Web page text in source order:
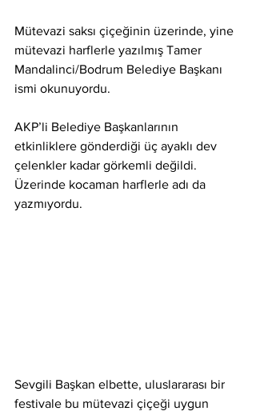
Mütevazi saksı çiçeğinin üzerinde, yine
mütevazi harflerle yazılmış Tamer
Mandalinci/Bodrum Belediye Başkanı
ismi okunuyordu.
AKP’li Belediye Başkanlarının
etkinliklere gönderdiği üç ayaklı dev
çelenkler kadar görkemli değildi.
Üzerinde kocaman harflerle adı da
yazmıyordu.
Sevgili Başkan elbette, uluslararası bir
festivale bu mütevazi çiçeği uygun